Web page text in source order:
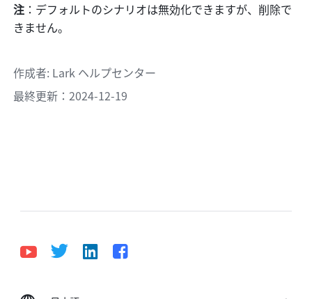
注 ：デフォルトのシナリオは無効化できますが、削除で
きません。
作成者: Lark ヘルプセンター
最終更新：2024-12-19